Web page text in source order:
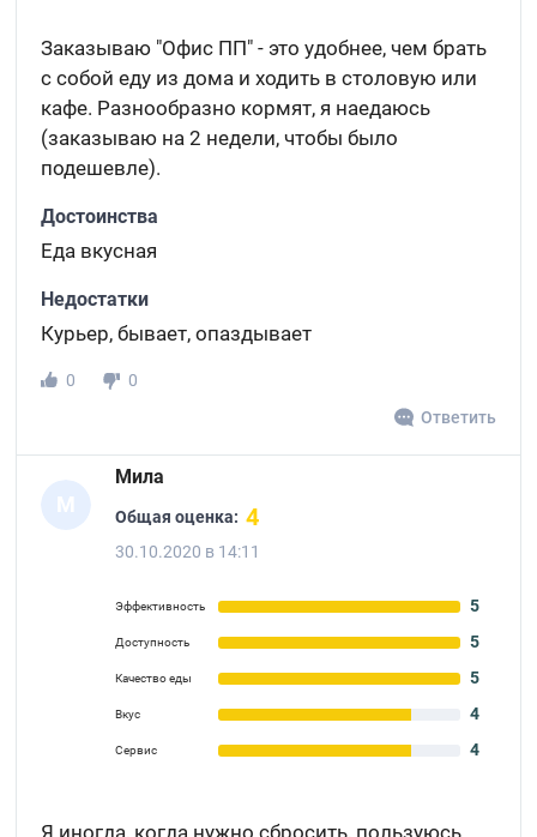
Заказываю "Офис ПП" - это удобнее, чем брать
с собой еду из дома и ходить в столовую или
кафе. Разнообразно кормят, я наедаюсь
(заказываю на 2 недели, чтобы было
подешевле).
Достоинства
Еда вкусная
Недостатки
Курьер, бывает, опаздывает
0
0
Ответить
М
Мила
Общая оценка: 4
30.10.2020 в 14:11
Эффективность 5
Доступность 5
Качество еды 5
Вкус 4
Сервис 4
Я иногда, когда нужно сбросить, пользуюсь